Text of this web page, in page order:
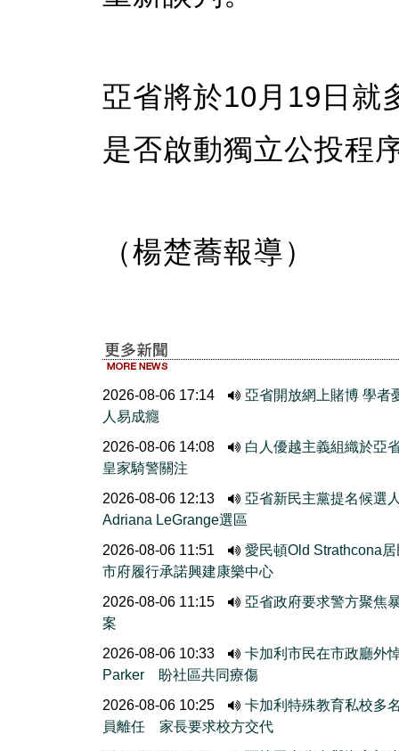
亞省將於10月19日就
是否啟動獨立公投程
（楊楚蕎報導）
2026-08-06 17:14
亞省開放網上賭博 學者
人易成癮
2026-08-06 14:08
白人優越主義組織於亞
皇家騎警關注
2026-08-06 12:13
亞省新民主黨提名候選
Adriana LeGrange選區
2026-08-06 11:51
愛民頓Old Strathcona
市府履行承諾興建康樂中心
2026-08-06 11:15
亞省政府要求警方聚焦
案
2026-08-06 10:33
卡加利市民在市政廳外
Parker 盼社區共同療傷
2026-08-06 10:25
卡加利特殊教育私校多
員離任 家長要求校方交代